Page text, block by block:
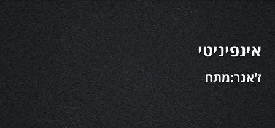
אינפיניטי
ז'אנר:מתח